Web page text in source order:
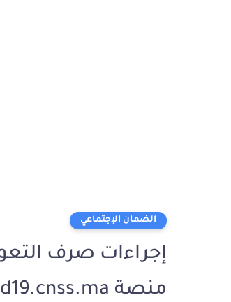
الضمان الإجتماعي
منصة ‪covid19.cnss.ma